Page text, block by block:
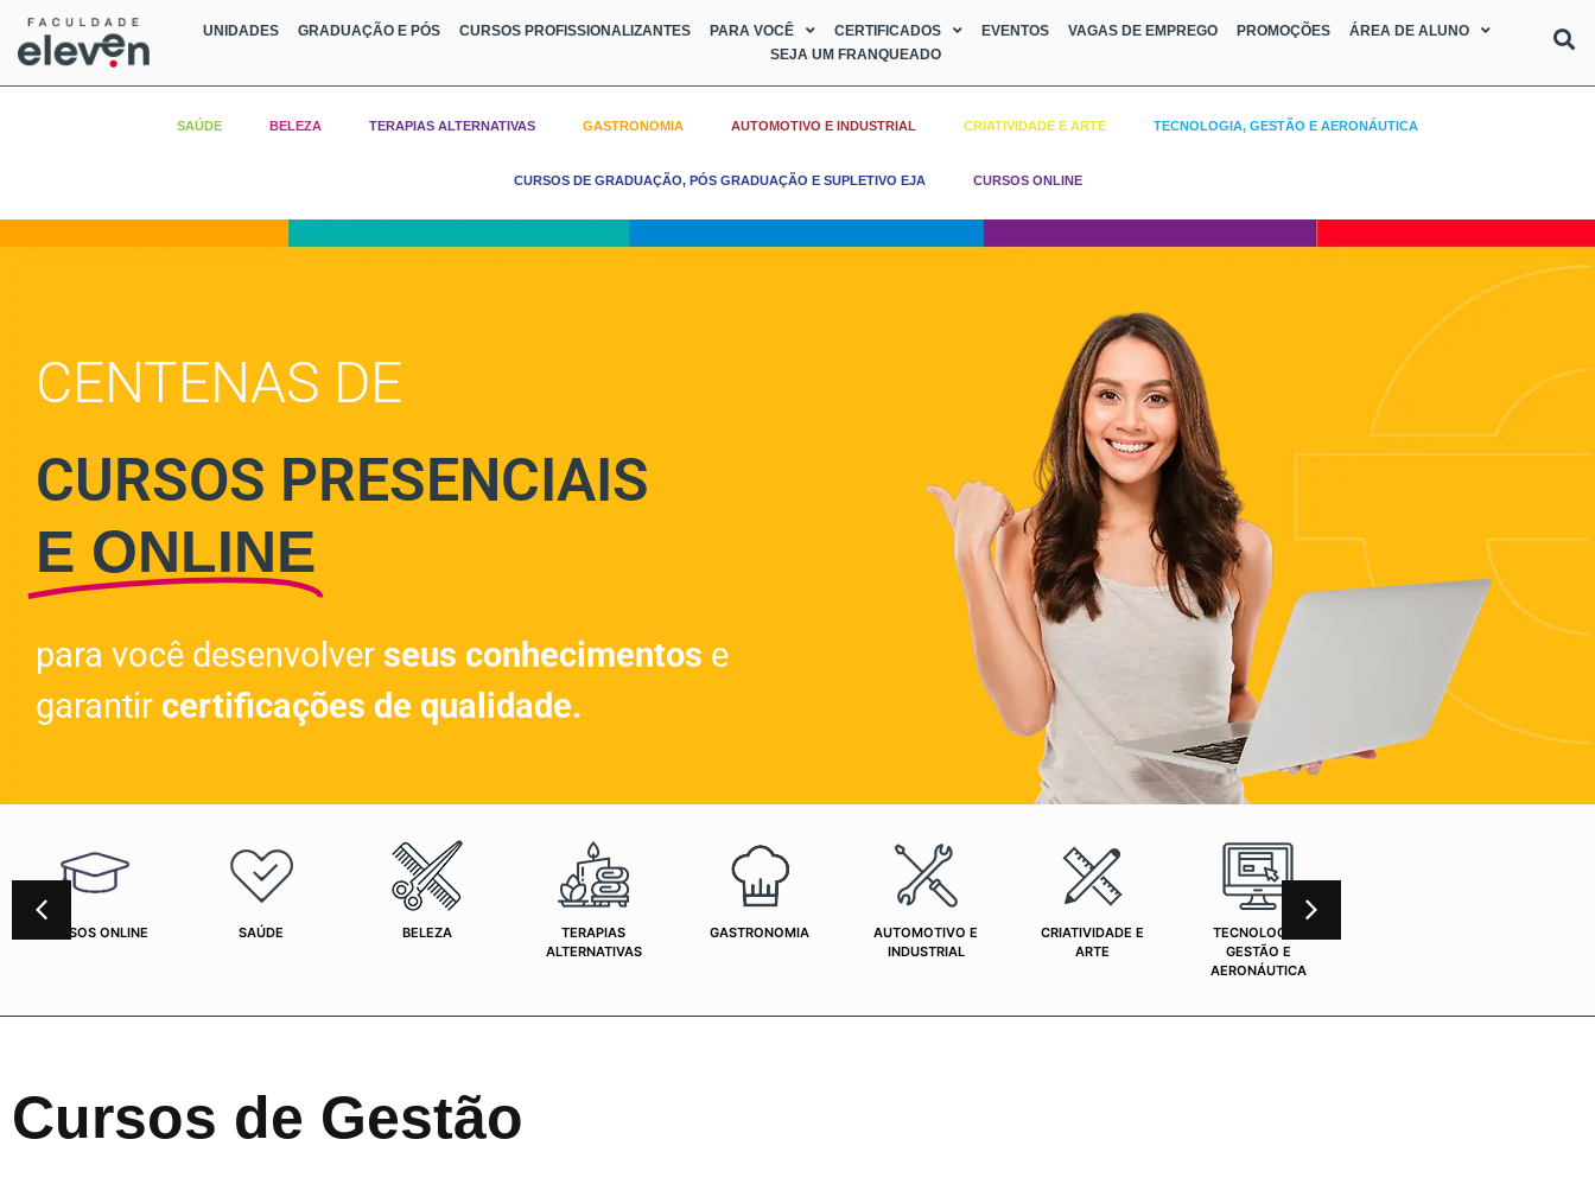
UNIDADES GRADUAÇÃO E PÓS CURSOS PROFISSIONALIZANTES PARA VOCÊ CERTIFICADOS EVENTOS VAGAS DE EMPREGO PROMOÇÕES
ÁREA DE ALUNO
SEJA UM FRANQUEADO
SAÚDE BELEZA TERAPIAS ALTERNATIVAS GASTRONOMIA AUTOMOTIVO E INDUSTRIAL CRIATIVIDADE E ARTE TECNOLOGIA, GESTÃO E AERONÁUTICA
CURSOS DE GRADUAÇÃO, PÓS GRADUAÇÃO E SUPLETIVO EJA CURSOS ONLINE
CENTENAS DE
CURSOS PRESENCIAIS
E ONLINE
para você desenvolver seus conhecimentos e
garantir certificações de qualidade.
CURSOS ONLINE SAÚDE BELEZA
TERAPIAS
ALTERNATIVAS
GASTRONOMIA
AUTOMOTIVO E
INDUSTRIAL
CRIATIVIDADE E
ARTE
TECNOLOGIA,
GESTÃO E
AERONÁUTICA
Cursos de Gestão